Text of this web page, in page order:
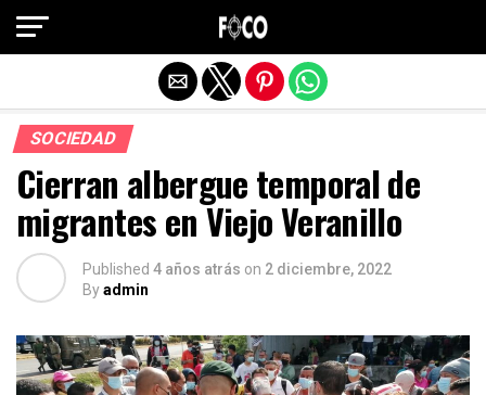
SOCIEDAD
Cierran albergue temporal de
migrantes en Viejo Veranillo
Published 4 años atrás on 2 diciembre, 2022
Byadmin
Salir de la versión móvil